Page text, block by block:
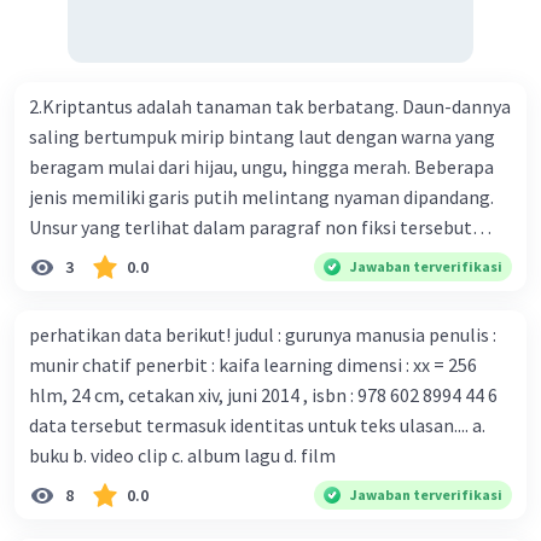
bersama sejumlah perusahaan biotek dan vaksin.
Beberapa waktu lalu, Kepala Laboratorium Identifikasi
Virus dari Institut Peter Doherty untuk Infeksi dan
kekebalan, Melbourne, Julian Druce, menyatakan mereka
mengembangkan virus Corona versi laboratorium dari
tubuh pasien yang terinfeksi untuk uji coba. Tanggapan
yang sesuai dengan berita tersebut adalah ... A.
serangan virus Corona dengan menemukan vaksin virus
tersebut. B. Para ilmuan perlu segera mempelajari virus
corona yang menjadi masalah besar bagi kesehatan dunia
karena persebarannya sangat cepat. C. Masyarakat perlu
mawas diri dan menjaga kesehatan dalam menghadapi
serangan virus corona yang mulai menyebar di Indonesia,
D. Virus corona menjadi masalah besar bagi kesehatan
2.Kriptantus adalah tanaman tak berbatang. Daun-dannya
saling bertumpuk mirip bintang laut dengan warna yang
beragam mulai dari hijau, ungu, hingga merah. Beberapa
jenis memiliki garis putih melintang nyaman dipandang.
Unsur yang terlihat dalam paragraf non fiksi tersebut
adalah... A. cara menyajikan isi buku B. bahasa yang
digunakan C. tokoh dan penokohan D. penyajian alur cerita
3 0.0 Jawaban terverifikasi
perhatikan data berikut! judul : gurunya manusia penulis :
munir chatif penerbit : kaifa learning dimensi : xx = 256
hlm, 24 cm, cetakan xiv, juni 2014 , isbn : 978 602 8994 44 6
data tersebut termasuk identitas untuk teks ulasan.... a.
buku b. video clip c. album lagu d. film
8 0.0 Jawaban terverifikasi